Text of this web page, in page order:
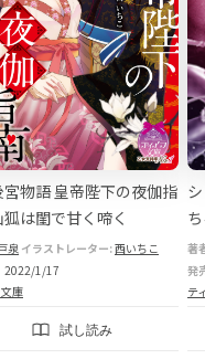
宮物語 皇帝陛下の夜伽指
は閨で甘く啼く
泉 イラストレーター:西いちこ
2022/1/17
庫
試し読み
著
発
テ